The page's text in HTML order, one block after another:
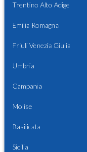
Trentino Alto Adige
Emilia Romagna
Friuli Venezia Giulia
Umbria
Campania
Molise
Basilicata
Sicilia